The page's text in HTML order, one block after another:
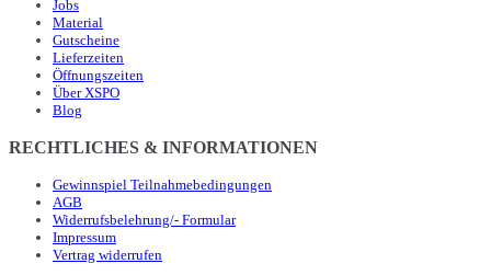
Jobs
Material
Gutscheine
Lieferzeiten
Öffnungszeiten
Über XSPO
Blog
RECHTLICHES & INFORMATIONEN
Gewinnspiel Teilnahmebedingungen
AGB
Widerrufsbelehrung/- Formular
Impressum
Vertrag widerrufen